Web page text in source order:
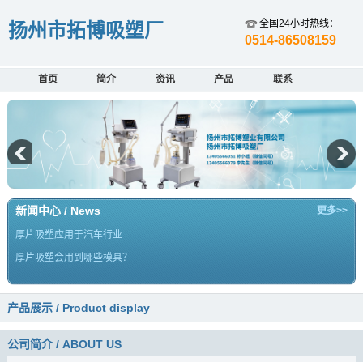
扬州市拓博吸塑厂 全国24小时热线：
0514-86508159
首页 简介 资讯 产品 联系
新闻中心 / News 更多>>
厚片吸塑应用于汽车行业
厚片吸塑会用到哪些模具？
产品展示 / Product display
公司简介 / ABOUT US